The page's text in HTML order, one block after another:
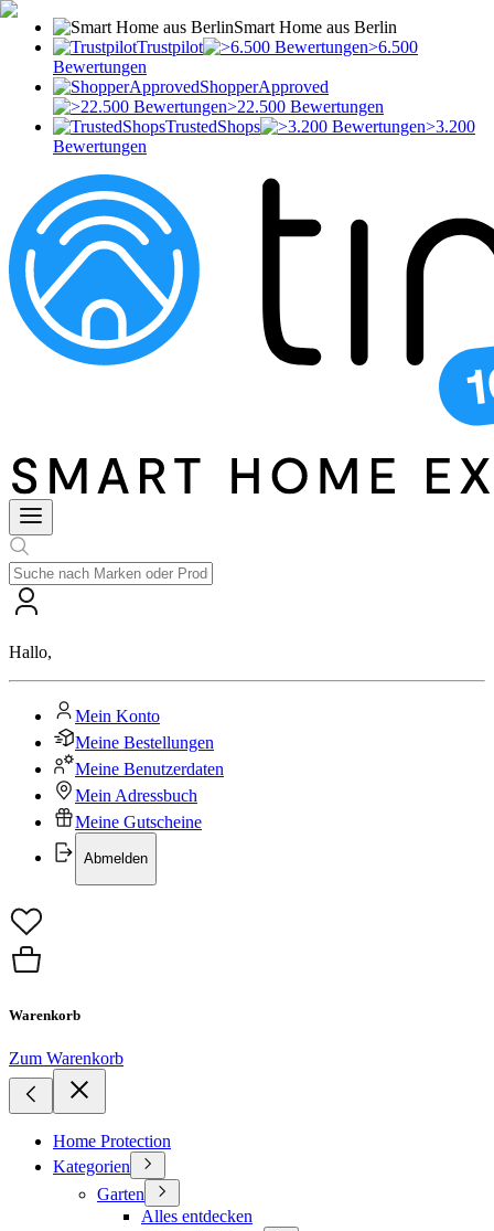
Smart Home aus Berlin
Trustpilot
>6.500
Bewertungen
ShopperApproved
>22.500 Bewertungen
TrustedShops
>3.200
Bewertungen
Hallo,
Mein Konto
Meine Bestellungen
Meine Benutzerdaten
Mein Adressbuch
Meine Gutscheine
Abmelden
Warenkorb
Zum Warenkorb
Home Protection
Kategorien
Garten
Alles entdecken